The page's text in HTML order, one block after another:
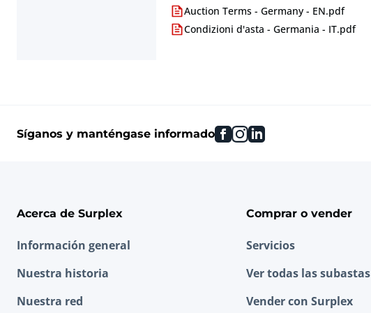
Auction Terms - Germany - EN.pdf
Condizioni d'asta - Germania - IT.pdf
Síganos y manténgase informado facebook
instagram
linkedin
Acerca de Surplex
Información general
Nuestra historia
Nuestra red
Comprar o vender
Servicios
Ver todas las subastas
Vender con Surplex